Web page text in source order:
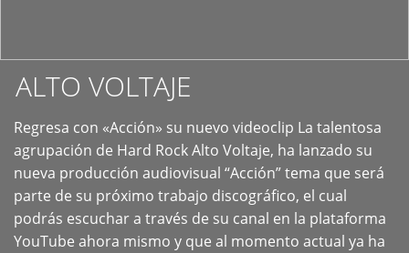
ALTO VOLTAJE
Regresa con «Acción» su nuevo videoclip La talentosa
agrupación de Hard Rock Alto Voltaje, ha lanzado su
nueva producción audiovisual “Acción” tema que será
parte de su próximo trabajo discográfico, el cual
podrás escuchar a través de su canal en la plataforma
YouTube ahora mismo y que al momento actual ya ha
+